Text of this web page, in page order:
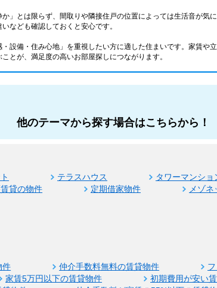
」とは限らず、間取りや隣接住戸の位置によっては生活音が気
なども確認しておくと安心です。
設備・住み心地」を重視したい方に適した住まいです。家賃や
とが、満足度の高いお部屋探しにつながります。
他のテーマから探す場合はこちらから！
テラスハウス タワーマンショ
貸の物件 定期借家物件 メゾネ
件 仲介手数料無料の賃貸物件
家賃5万円以下の賃貸物件 初期費用が安い